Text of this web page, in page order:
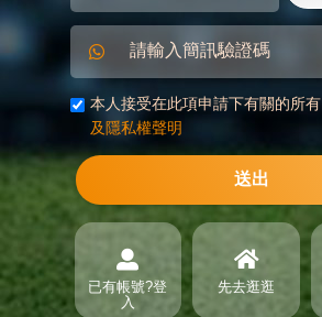
請輸入簡訊驗證碼
本人接受在此項申請下有關的所有
及隱私權聲明
送出
已有帳號?登
入
先去逛逛